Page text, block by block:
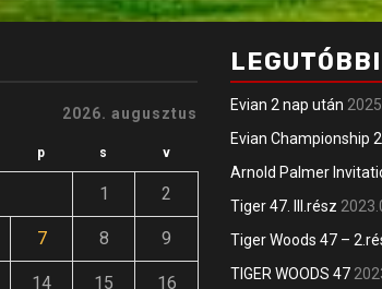
2026. augusztus
p s v
1 2
7 8 9
14 15 16
Evian 2 nap után
Evian Championship
Arnold Palmer
Tiger 47. III.rész
Tiger Woods 47 –
TIGER WOODS 47